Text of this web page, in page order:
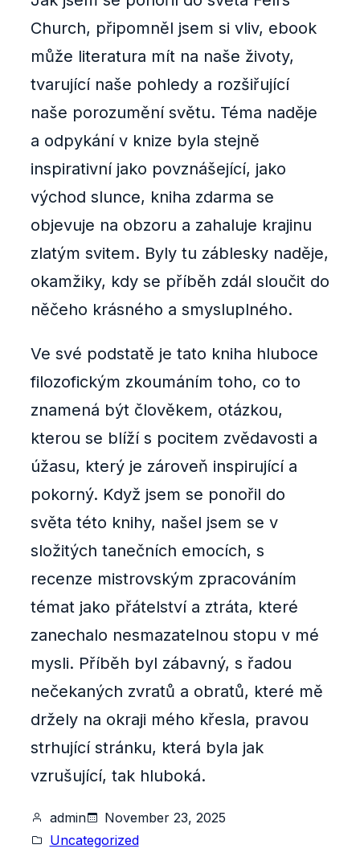
Church, připomněl jsem si vliv, ebook
může literatura mít na naše životy,
tvarující naše pohledy a rozšiřující
naše porozumění světu. Téma naděje
a odpykání v knize byla stejně
inspirativní jako povznášející, jako
východ slunce, kniha zdarma se
objevuje na obzoru a zahaluje krajinu
zlatým svitem. Byly tu záblesky naděje,
okamžiky, kdy se příběh zdál sloučit do
něčeho krásného a smysluplného.
Ve své podstatě je tato kniha hluboce
filozofickým zkoumáním toho, co to
znamená být člověkem, otázkou,
kterou se blíží s pocitem zvědavosti a
úžasu, který je zároveň inspirující a
pokorný. Když jsem se ponořil do
světa této knihy, našel jsem se v
složitých tanečních emocích, s
recenze mistrovským zpracováním
témat jako přátelství a ztráta, které
zanechalo nesmazatelnou stopu v mé
mysli. Příběh byl zábavný, s řadou
nečekaných zvratů a obratů, které mě
držely na okraji mého křesla, pravou
strhující stránku, která byla jak
vzrušující, tak hluboká.
admin
November 23, 2025
Uncategorized